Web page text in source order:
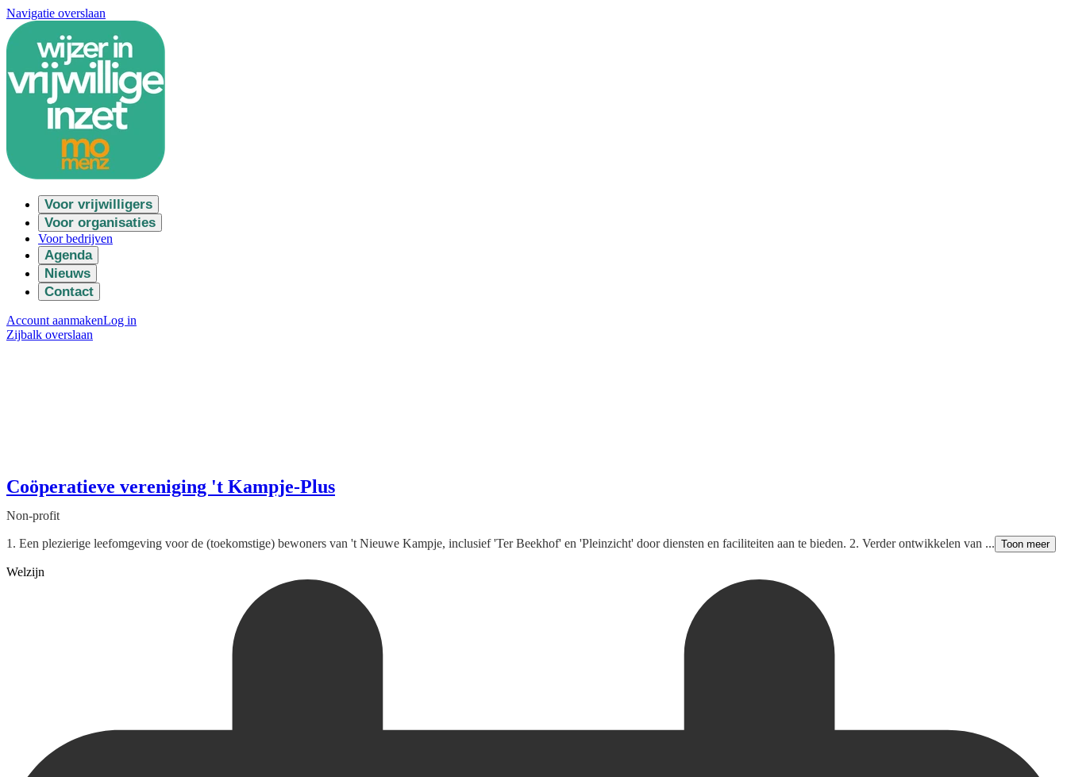
Navigatie overslaan
Voor vrijwilligers
Voor organisaties
Voor bedrijven
Agenda
Nieuws
Contact
Account aanmakenLog in
Zijbalk overslaan
Coöperatieve vereniging 't Kampje-Plus
Non-profit
1. Een plezierige leefomgeving voor de (toekomstige) bewoners van 't Nieuwe Kampje, inclusief 'Ter Beekhof' en 'Pleinzicht' door diensten en faciliteiten aan te bieden. 2. Verder ontwikkelen van ... Toon meer
Welzijn